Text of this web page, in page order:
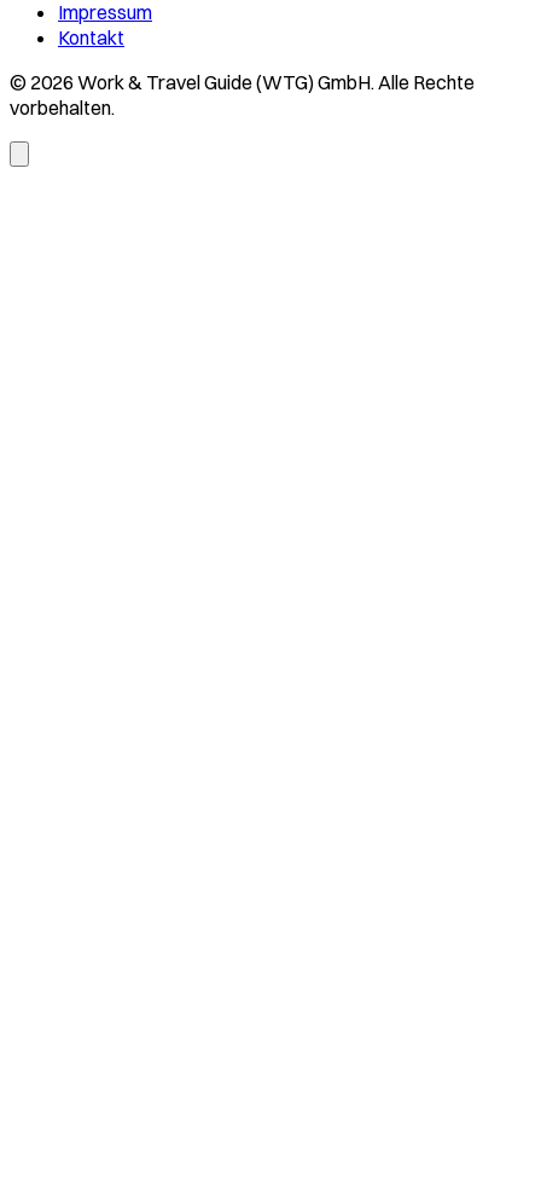
Impressum
Kontakt
© 2026 Work & Travel Guide (WTG) GmbH. Alle Rechte
vorbehalten.